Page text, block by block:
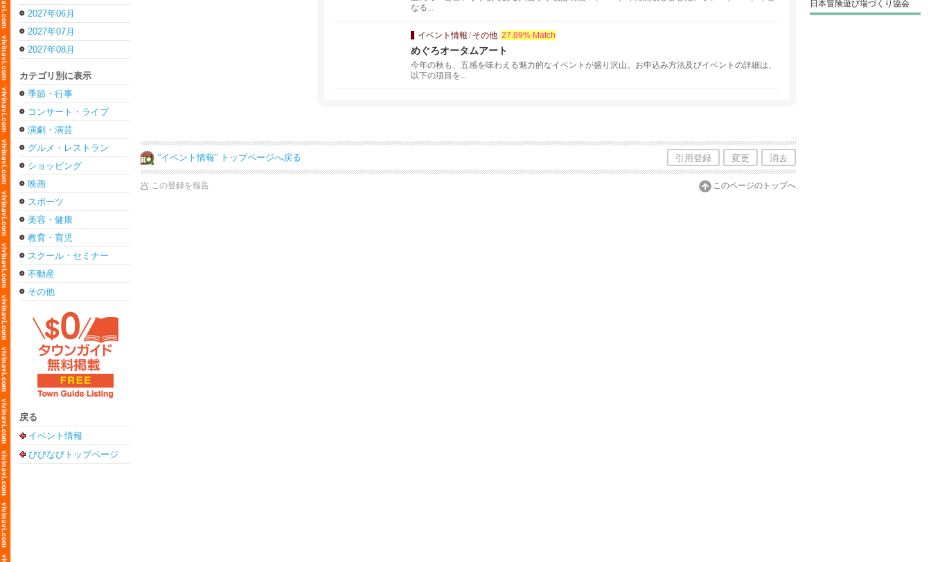
2027年06月
2027年07月
2027年08月
カテゴリ別に表示
季節・行事
コンサート・ライブ
演劇・演芸
グルメ・レストラン
ショッピング
映画
スポーツ
美容・健康
教育・育児
スクール・セミナー
不動産
その他
戻る
イベント情報
びびなびトップページ
なる...
イベント情報 / その他 27.89% Match
めぐろオータムアート
今年の秋も、五感を味わえる魅力的なイベントが盛り沢山。お申込み方法及びイベントの詳細は、
以下の項目を...
“イベント情報” トップページへ戻る 引用登録 変更 消去
この登録を報告 このページのトップへ
日本冒険遊び場づくり協会